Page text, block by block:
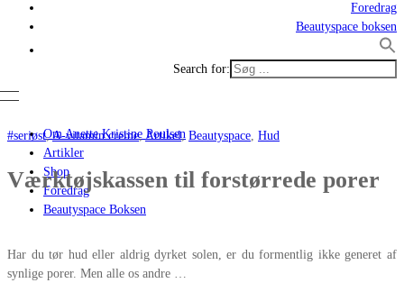
Foredrag
Beautyspace boksen
Search for:
Om Anette Kristine Poulsen
Artikler
Shop
Foredrag
Beautyspace Boksen
#seriøst,A-vitamin creme,Artikel, Beautyspace, Hud
Værktøjskassen til forstørrede porer
Har du tør hud eller aldrig dyrket solen, er du formentlig ikke generet af
synlige porer. Men alle os andre …